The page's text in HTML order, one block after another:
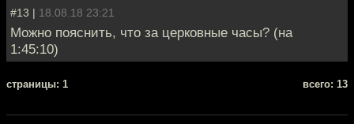
#13 | 18.08.18 23:21
Можно пояснить, что за церковные часы? (на
1:45:10)
cтраницы: 1 всего: 13